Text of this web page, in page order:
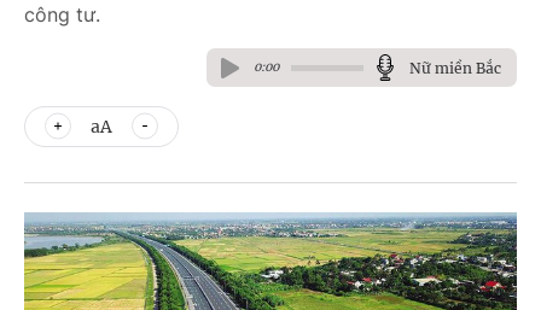
công tư.
0:00 Nữ miền Bắc
aA